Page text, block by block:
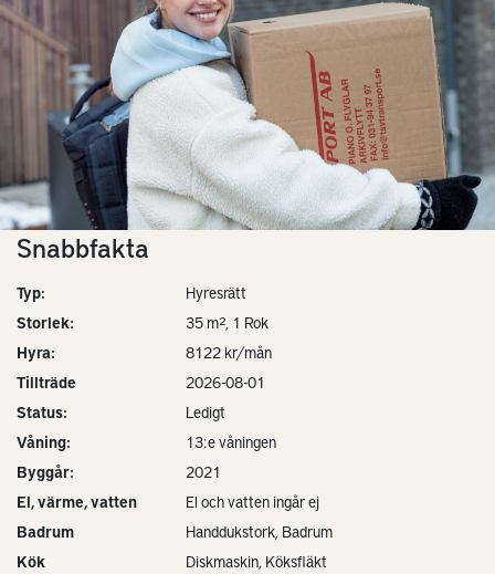
Snabbfakta
Typ:
Hyresrätt
Storlek:
35 m², 1 Rok
Hyra:
8122 kr/mån
Tillträde
2026-08-01
Status:
Ledigt
Våning:
13:e våningen
Byggår:
2021
El, värme, vatten
El och vatten ingår ej
Badrum
Handdukstork, Badrum
Kök
Diskmaskin, Köksfläkt